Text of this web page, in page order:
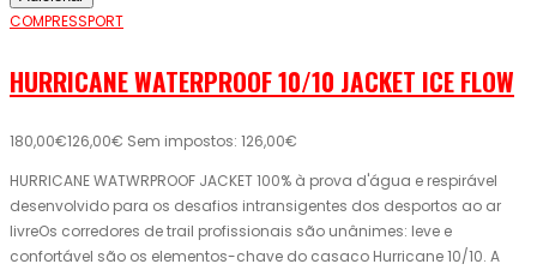
COMPRESSPORT
HURRICANE WATERPROOF 10/10 JACKET ICE FLOW
180,00€126,00€ Sem impostos: 126,00€
HURRICANE WATWRPROOF JACKET 100% à prova d'água e respirável
desenvolvido para os desafios intransigentes dos desportos ao ar
livreOs corredores de trail profissionais são unânimes: leve e
confortável são os elementos-chave do casaco Hurricane 10/10. A